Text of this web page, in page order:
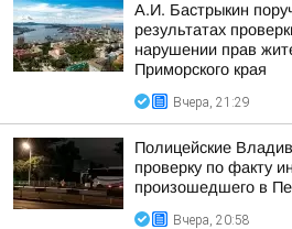
А.И. Бастрыкин
результатах
нарушении прав
Приморского края
Вчера, 21:29
Полицейские
проверку по факту
произошедшего в
Вчера, 20:58